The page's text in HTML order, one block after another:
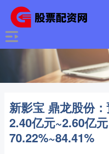
新影宝 鼎龙股份
2.40亿元~2.60亿
70.22%~84.41%